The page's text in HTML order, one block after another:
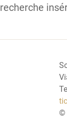
recherche
©